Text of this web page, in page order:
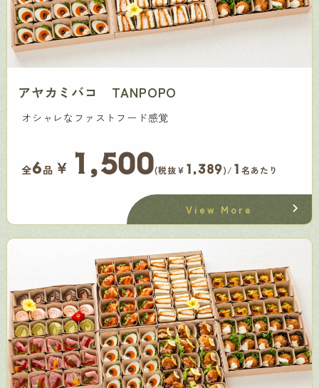
アヤカミバコ TANPOPO
オシャレなファストフード感覚
全6品 ￥ 1,500(税抜¥ 1,389)/ 1 名あたり
View More